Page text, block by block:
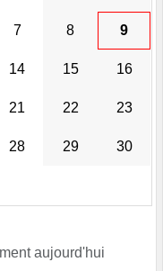
7 8 9
14 15 16
21 22 23
28 29 30
aujourd'hui